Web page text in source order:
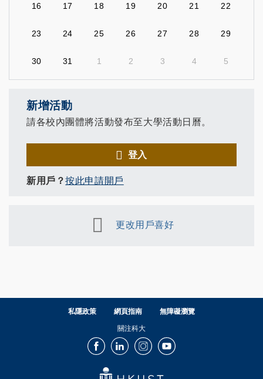
16 17 18 19 20 21 22
23 24 25 26 27 28 29
30 31 1 2 3 4 5
新增活動
請各校內團體將活動發布至大學活動日曆。
登入
新用戶？按此申請開戶
更改用戶喜好
私隱政策 網頁指南 無障礙瀏覽
關注科大
FacebookLinkedInInstagramYoutube